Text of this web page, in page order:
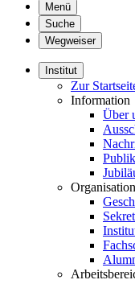
Menü
Suche
Wegweiser
Institut
Zur
Information
Über
Organisation